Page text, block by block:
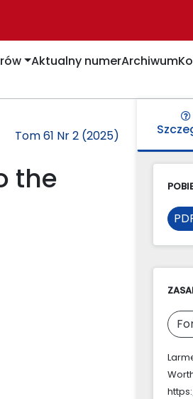
Aktualny numerArchiwum
Tom 61 Nr 2 (2025)
the